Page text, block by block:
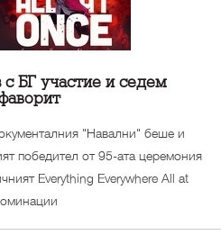
БГ участие и седем
"Навални" беше и
победител от 95-ата церемония
Everything Everywhere All at